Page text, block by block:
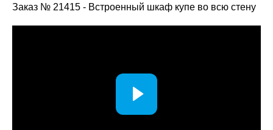
Заказ № 21415 - Встроенный шкаф купе во всю стену